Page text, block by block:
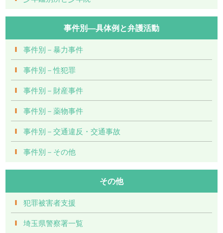
事件別―具体例と弁護活動
事件別－暴力事件
事件別－性犯罪
事件別－財産事件
事件別－薬物事件
事件別－交通違反・交通事故
事件別－その他
その他
犯罪被害者支援
埼玉県警察署一覧